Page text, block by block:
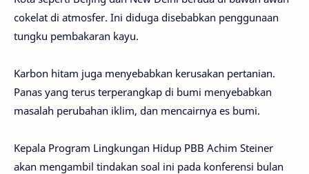
cokelat di atmosfer. Ini diduga disebabkan penggunaan
tungku pembakaran kayu.
Karbon hitam juga menyebabkan kerusakan pertanian.
Panas yang terus terperangkap di bumi menyebabkan
masalah perubahan iklim, dan mencairnya es bumi.
Kepala Program Lingkungan Hidup PBB Achim Steiner
akan mengambil tindakan soal ini pada konferensi bulan